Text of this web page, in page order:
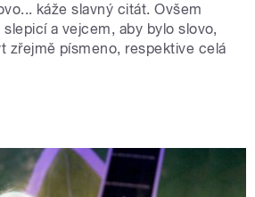
káže slavný citát. Ovšem
a vejcem, aby bylo slovo,
zřejmě písmeno, respektive celá